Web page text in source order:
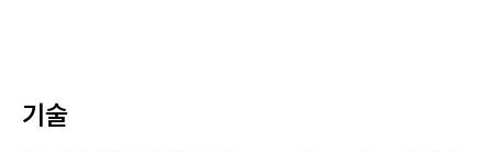
기술